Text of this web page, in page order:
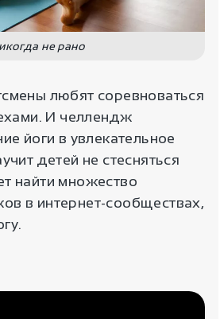
не рано
любят соревноваться
И челлендж
йоги в увлекательное
детей не стесняться
найти множество
в интернет-сообществах,